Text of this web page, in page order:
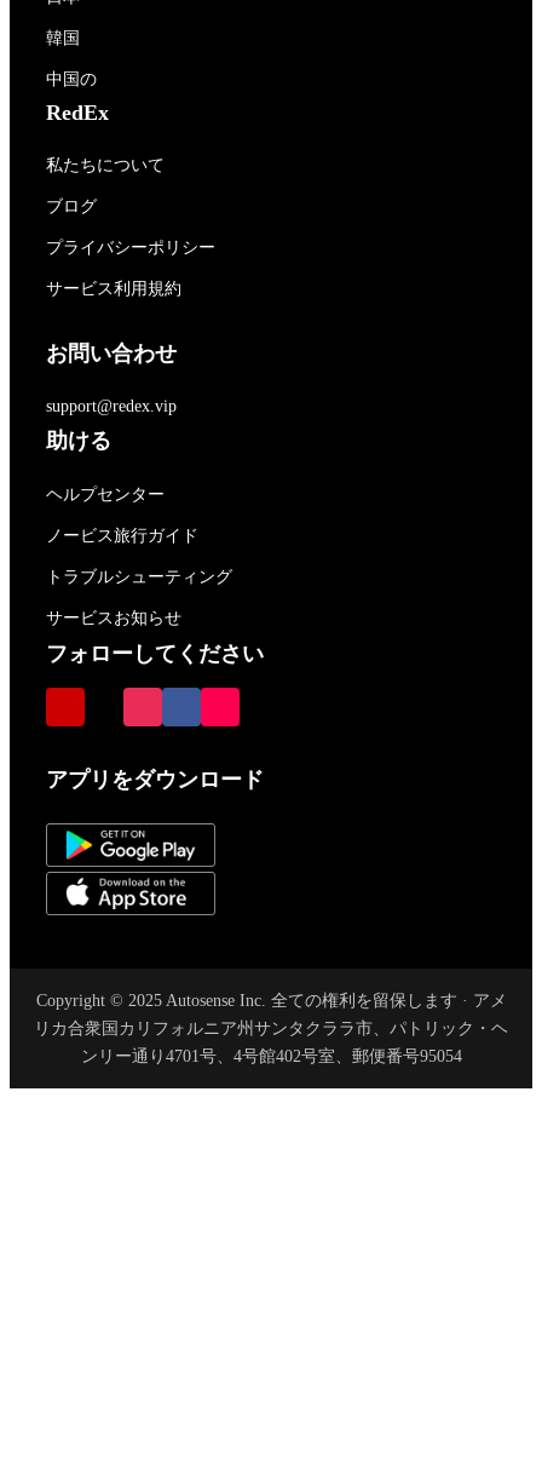
韓国
中国の
RedEx
私たちについて
ブログ
プライバシーポリシー
サービス利用規約
お問い合わせ
support@redex.vip
助ける
ヘルプセンター
ノービス旅行ガイド
トラブルシューティング
サービスお知らせ
フォローしてください
アプリをダウンロード
Copyright © 2025 Autosense Inc. 全ての権利を留保します · アメ
リカ合衆国カリフォルニア州サンタクララ市、パトリック・ヘ
ンリー通り4701号、4号館402号室、郵便番号95054